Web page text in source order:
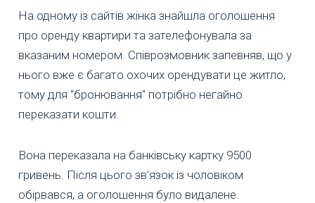
На одному із сайтів жінка знайшла оголошення
про оренду квартири та зателефонувала за
вказаним номером. Співрозмовник запевняв, що у
нього вже є багато охочих орендувати це житло,
тому для "бронювання" потрібно негайно
переказати кошти.
Вона переказала на банківську картку 9500
гривень. Після цього зв’язок із чоловіком
обірвався, а оголошення було видалене.